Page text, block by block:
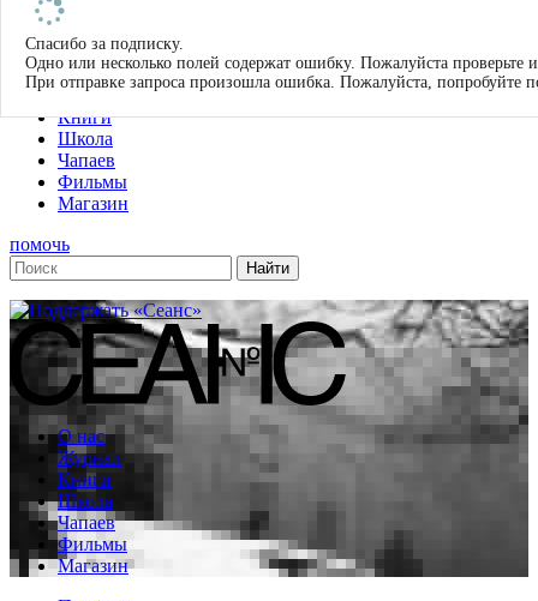
О нас
Журнал
Книги
Школа
Чапаев
Фильмы
Магазин
помочь
О нас
Журнал
Книги
Школа
Чапаев
Фильмы
Магазин
Спасибо за подписку.
Одно или несколько полей содержат ошибку. Пожалуйста проверьте
При отправке запроса произошла ошибка. Пожалуйста, попробуйте